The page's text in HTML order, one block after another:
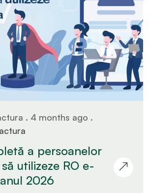
. 4 months ago .
a persoanelor
utilizeze RO e-
2026